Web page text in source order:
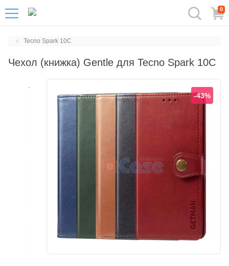
0
Tecno Spark 10C
Чехол (книжка) Gentle для Tecno Spark 10C
-43%